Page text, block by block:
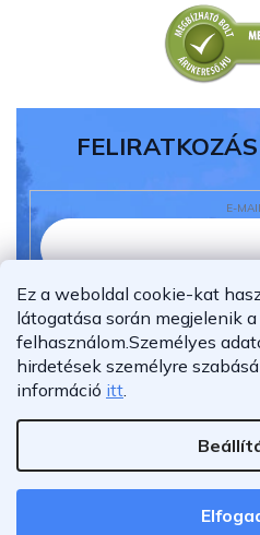
Ez a weboldal cookie-kat
látogatása során megjelenik
felhasználom.Személyes
hirdetések személyre
információ itt.
E-
Elolvastam és
Feliratkozás
Shoptet